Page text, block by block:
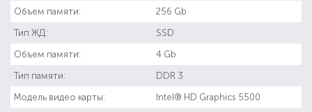
Объем памяти: 256 Gb
Тип ЖД: SSD
Объем памяти: 4 Gb
Тип памяти: DDR 3
Модель видео карты: Intel® HD Graphics 5500